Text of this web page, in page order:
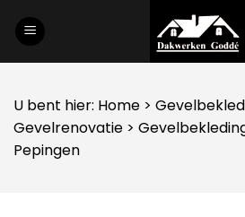
U bent hier: Home >
Gevelrenovatie >
Pepingen